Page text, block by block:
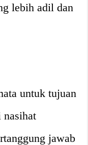
lebih adil dan
untuk tujuan
nasihat
jawab